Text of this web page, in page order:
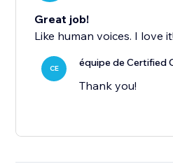
Great job!
Like human voices. I love it!
CE équipe de Certified
Thank you!